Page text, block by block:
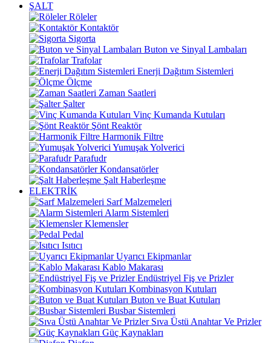
ŞALT
Röleler
Kontaktör
Sigorta
Buton ve Sinyal Lambaları
Trafolar
Enerji Dağıtım Sistemleri
Ölçme
Zaman Saatleri
Şalter
Vinç Kumanda Kutuları
Şönt Reaktör
Harmonik Filtre
Yumuşak Yolverici
Parafudr
Kondansatörler
Şalt Haberleşme
ELEKTRİK
Sarf Malzemeleri
Alarm Sistemleri
Klemensler
Pedal
Isıtıcı
Uyarıcı Ekipmanlar
Kablo Makarası
Endüstriyel Fiş ve Prizler
Kombinasyon Kutuları
Buton ve Buat Kutuları
Busbar Sistemleri
Sıva Üstü Anahtar Ve Prizler
Güç Kaynakları